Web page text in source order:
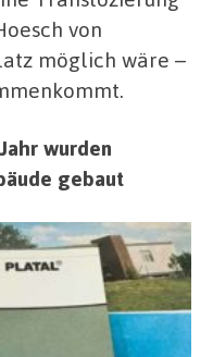
von
möglich wäre –
wurden
gebaut